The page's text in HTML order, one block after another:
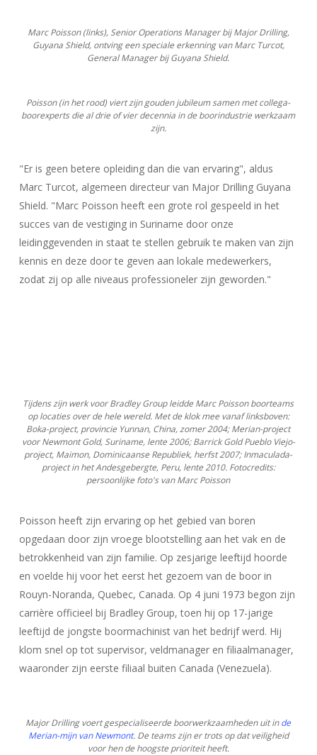
Marc Poisson (links), Senior Operations Manager bij Major Drilling,
Guyana Shield, ontving een speciale erkenning van Marc Turcot,
General Manager bij Guyana Shield.
Poisson (in het rood) viert zijn gouden jubileum samen met collega-
boorexperts die al drie of vier decennia in de boorindustrie werkzaam
zijn.
"Er is geen betere opleiding dan die van ervaring", aldus
Marc Turcot, algemeen directeur van Major Drilling Guyana
Shield. "Marc Poisson heeft een grote rol gespeeld in het
succes van de vestiging in Suriname door onze
leidinggevenden in staat te stellen gebruik te maken van zijn
kennis en deze door te geven aan lokale medewerkers,
zodat zij op alle niveaus professioneler zijn geworden."
Tijdens zijn werk voor Bradley Group leidde Marc Poisson boorteams
op locaties over de hele wereld. Met de klok mee vanaf linksboven:
Boka-project, provincie Yunnan, China, zomer 2004; Merian-project
voor Newmont Gold, Suriname, lente 2006; Barrick Gold Pueblo Viejo-
project, Maimon, Dominicaanse Republiek, herfst 2007; Inmaculada-
project in het Andesgebergte, Peru, lente 2010. Fotocredits:
persoonlijke foto's van Marc Poisson
Poisson heeft zijn ervaring op het gebied van boren
opgedaan door zijn vroege blootstelling aan het vak en de
betrokkenheid van zijn familie. Op zesjarige leeftijd hoorde
en voelde hij voor het eerst het gezoem van de boor in
Rouyn-Noranda, Quebec, Canada. Op 4 juni 1973 begon zijn
carrière officieel bij Bradley Group, toen hij op 17-jarige
leeftijd de jongste boormachinist van het bedrijf werd. Hij
klom snel op tot supervisor, veldmanager en filiaalmanager,
waaronder zijn eerste filiaal buiten Canada (Venezuela).
Major Drilling voert gespecialiseerde boorwerkzaamheden uit inde
Merian-mijn van Newmont. De teams zijn er trots op dat veiligheid
voor hen de hoogste prioriteit heeft.